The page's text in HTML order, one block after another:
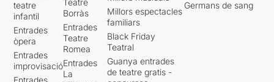
teatre
infantil
Entrades
òpera
Entrades
improvisació
Entrades
Borràs
Entrades
Teatre
Romea
Entrades
La
Millors espectacles
familiars
Black Friday
Teatral
Guanya entrades
de teatre gratis -
Germans de sang